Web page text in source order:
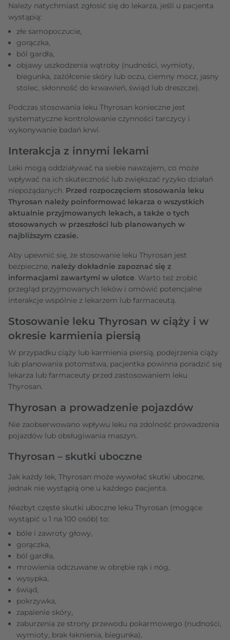
Należy natychmiast zgłosić się do lekarza, jeśli u pacjenta
wystąpią:
złe samopoczucie,
gorączka,
ból gardła,
objawy uszkodzenia wątroby (nudności, wymioty,
biegunka, zażółcenie skóry lub oczu, ciemny mocz, jasny
stolec, skłonność do krwawień, świąd lub dreszcze).
Podczas stosowania leku Thyrosan konieczne jest
systematyczne kontrolowanie czynności tarczycy i
wykonywanie badań krwi.
Interakcja z innymi lekami
Leki mogą oddziaływać na siebie nawzajem, co może
wpływać na ich skuteczność lub zwiększać ryzyko działań
niepożądanych. Przed rozpoczęciem stosowania leku
Thyrosan należy poinformować lekarza o wszystkich
aktualnie przyjmowanych lekach, a także o tych
stosowanych w przeszłości lub planowanych w
najbliższym czasie.
Aby upewnić się, że stosowanie leku Thyrosan jest
bezpieczne, należy dokładnie zapoznać się z
informacjami zawartymi w ulotce. Warto też zrobić
przegląd przyjmowanych leków i omówić potencjalne
interakcje wspólnie z lekarzem lub farmaceutą.
Stosowanie leku Thyrosan w ciąży i w
okresie karmienia piersią
W przypadku ciąży lub karmienia piersią, podejrzenia ciąży
lub planowania potomstwa, pacjentka powinna poradzić się
lekarza lub farmaceuty przed zastosowaniem leku
Thyrosan.
Thyrosan a prowadzenie pojazdów
Nie zaobserwowano wpływu leku na zdolność prowadzenia
pojazdów lub obsługiwania maszyn.
Thyrosan – skutki uboczne
Jak każdy lek, Thyrosan może wywołać skutki uboczne,
jednak nie wystąpią one u każdego pacjenta.
Niezbyt częste skutki uboczne leku Thyrosan (mogące
wystąpić u 1 na 100 osób) to:
bóle i zawroty głowy,
gorączka,
ból gardła,
mrowienia odczuwane w obrębie rąk i nóg,
wysypka,
świąd,
pokrzywka,
zapalenie skóry,
zaburzenia ze strony przewodu pokarmowego (nudności,
wymioty, brak łaknienia, biegunka),